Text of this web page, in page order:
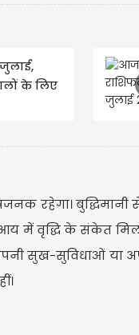
के लिए
रहेगा। बुद्धिमानी
में वृद्धि के संकेत मिल
सुख-सुविधाओं या